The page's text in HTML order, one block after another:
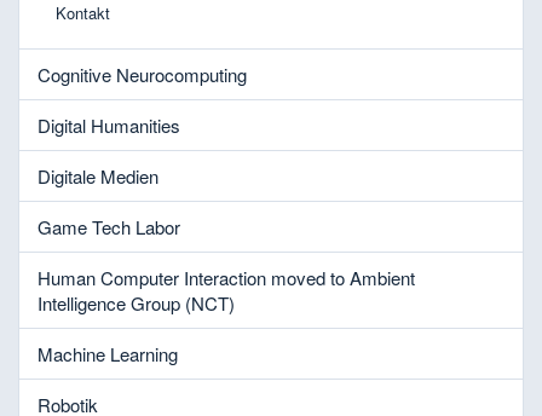
Kontakt
Cognitive Neurocomputing
Digital Humanities
Digitale Medien
Game Tech Labor
Human Computer Interaction moved to Ambient
Intelligence Group (NCT)
Machine Learning
Robotik